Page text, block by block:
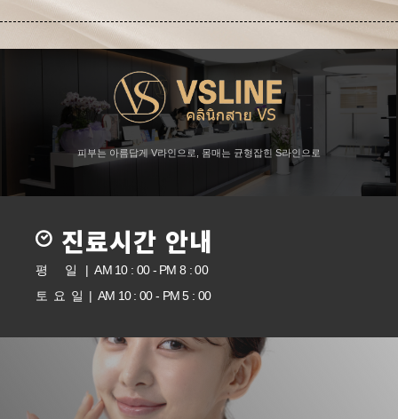
피부는 아름답게 V라인으로, 몸매는 균형잡힌 S라인으로
진료시간 안내
평 일 | AM 10 : 00 - PM 8 : 00
토 요 일 | AM 10 : 00 - PM 5 : 00